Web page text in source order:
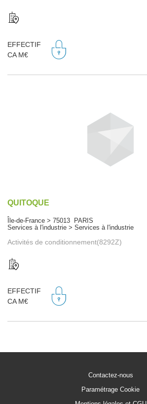
EFFECTIF
CA M€
QUITOQUE
Île-de-France > 75013 PARIS
Services à l'industrie > Services à l'industrie
Activités de conditionnement(8292Z)
EFFECTIF
CA M€
Contactez-nous
Paramétrage Cookie